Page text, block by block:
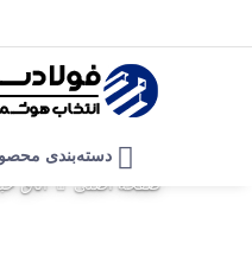
دسته‌بندی
صفحه اصلی
اتاق